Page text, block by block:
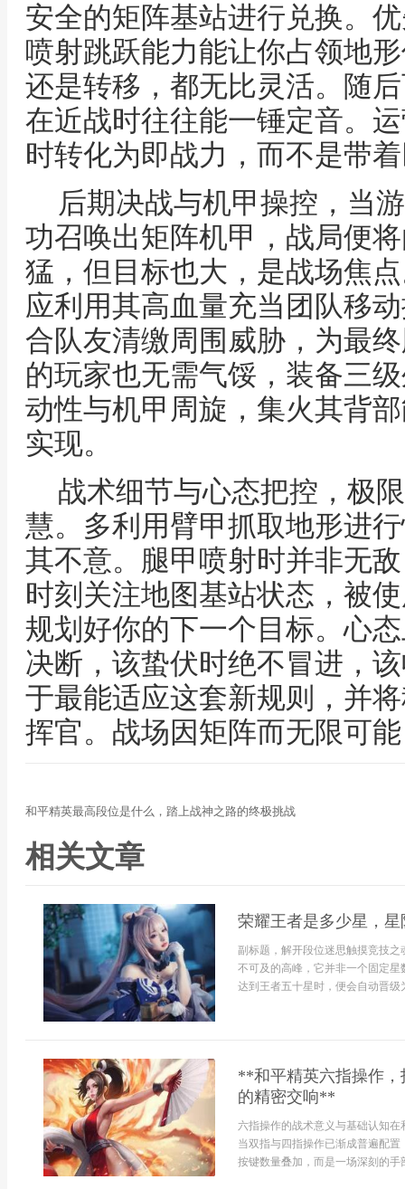
安全的矩阵基站进行兑换。
喷射跳跃能力能让你占领地
还是转移，都无比灵活。随
在近战时往往能一锤定音。
时转化为即战力，而不是带
后期决战与机甲操控，当
功召唤出矩阵机甲，战局便
猛，但目标也大，是战场焦
应利用其高血量充当团队移
合队友清缴周围威胁，为最
的玩家也无需气馁，装备三
动性与机甲周旋，集火其背
实现。
战术细节与心态把控，极
慧。多利用臂甲抓取地形进
其不意。腿甲喷射时并非无
时刻关注地图基站状态，被
规划好你的下一个目标。心
决断，该蛰伏时绝不冒进，
于最能适应这套新规则，并
挥官。战场因矩阵而无限可
和平精英最高段位是什么，踏上战神之路的终极挑战
相关文章
荣耀王者是多少星，
副标题，解开段位迷思触摸竞技
不可及的高峰，它并非一个固定
达到王者五十星时，便会自动晋
**和平精英六指操作
的精密交响**
六指操作的战术意义与基础认知
当双指与四指操作已渐成普遍配
按键数量叠加，而是一场深刻的